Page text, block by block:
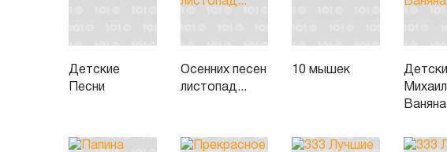
Детские
Песни
Осенних песен
листопад...
10 мышек
Ваняна